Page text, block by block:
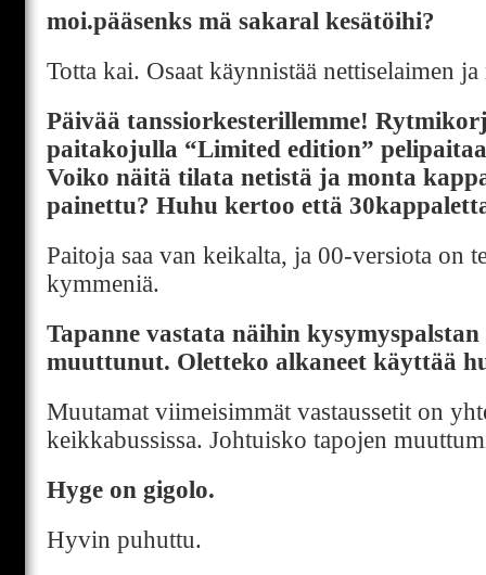
moi.pääsenks mä sakaral kesätöihi?
Totta kai. Osaat käynnistää nettiselaimen
Päivää tanssiorkesterillemme!
paitakojulla “Limited edition”
Voiko näitä tilata netistä ja monta
painettu? Huhu kertoo että
Paitoja saa van keikalta, ja 00-versiota on
kymmeniä.
Tapanne vastata näihin
muuttunut. Oletteko alkaneet käyttää
Muutamat viimeisimmät vastaussetit on
keikkabussissa. Johtuisko tapojen
Hyge on gigolo.
Hyvin puhuttu.